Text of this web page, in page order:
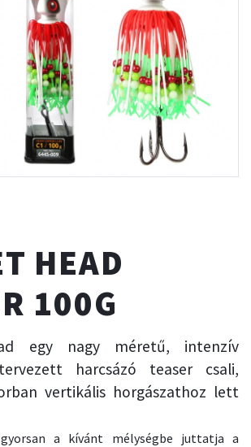
HEAD
100G
egy nagy méretű, intenzív
harcsázó teaser csali,
vertikális horgászathoz lett
a kívánt mélységbe juttatja a